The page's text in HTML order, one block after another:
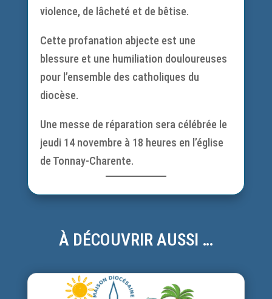
violence, de lâcheté et de bêtise.
Cette profanation abjecte est une
blessure et une humiliation douloureuses
pour l’ensemble des catholiques du
diocèse.
Une messe de réparation sera célébrée le
jeudi 14 novembre à 18 heures en l’église
de Tonnay-Charente.
À DÉCOUVRIR AUSSI …